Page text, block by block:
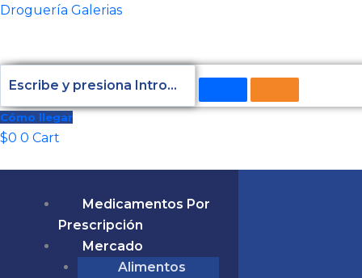
Ir
Droguería Galerias
Cómo llegar
$0 0 Cart
Medicamentos Por
Prescripción
Mercado
Alimentos
Total